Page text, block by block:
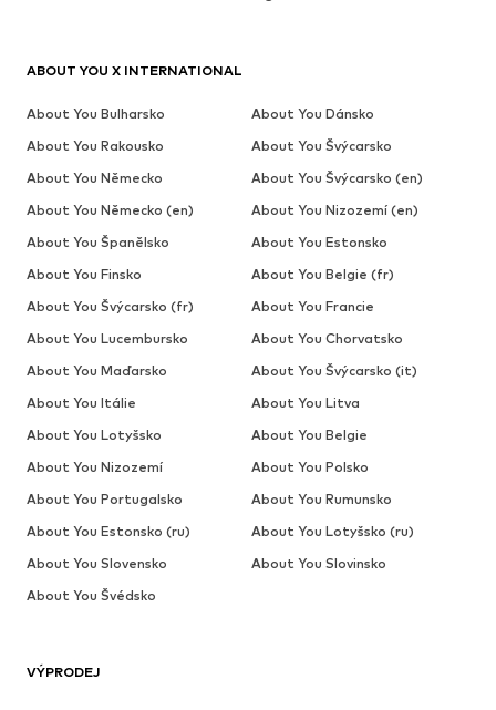
VÝPRODEJ
ABOUT YOU X INTERNATIONAL
About You Bulharsko
About You Dánsko
About You Rakousko
About You Švýcarsko
About You Německo
About You Švýcarsko (en)
About You Německo (en)
About You Nizozemí (en)
About You Španělsko
About You Estonsko
About You Finsko
About You Belgie (fr)
About You Švýcarsko (fr)
About You Francie
About You Lucembursko
About You Chorvatsko
About You Maďarsko
About You Švýcarsko (it)
About You Itálie
About You Litva
About You Lotyšsko
About You Belgie
About You Nizozemí
About You Polsko
About You Portugalsko
About You Rumunsko
About You Estonsko (ru)
About You Lotyšsko (ru)
About You Slovensko
About You Slovinsko
About You Švédsko